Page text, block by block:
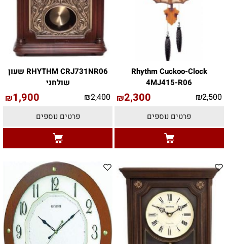
Rhythm Cuckoo-Clock
4MJ415-R06
₪2,500
₪2,300
פרטים נוספים
RHYTHM CRJ731NR06 שעון
שולחני
₪2,400
₪1,900
פרטים נוספים